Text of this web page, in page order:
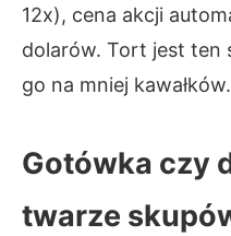
12x), cena akcji
dolarów. Tort jest ten
go na mniej kawałków.
Gotówka czy
twarze